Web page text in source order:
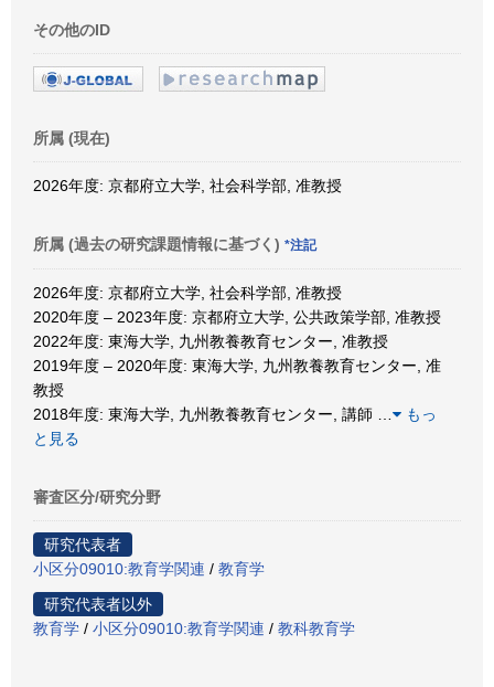
その他のID
所属 (現在)
2026年度: 京都府立大学, 社会科学部, 准教授
所属 (過去の研究課題情報に基づく) *注記
2026年度: 京都府立大学, 社会科学部, 准教授
2020年度 – 2023年度: 京都府立大学, 公共政策学部, 准教授
2022年度: 東海大学, 九州教養教育センター, 准教授
2019年度 – 2020年度: 東海大学, 九州教養教育センター, 准
教授
2018年度: 東海大学, 九州教養教育センター, 講師
もっ
と見る
審査区分/研究分野
研究代表者
小区分09010:教育学関連 / 教育学
研究代表者以外
教育学 / 小区分09010:教育学関連 / 教科教育学